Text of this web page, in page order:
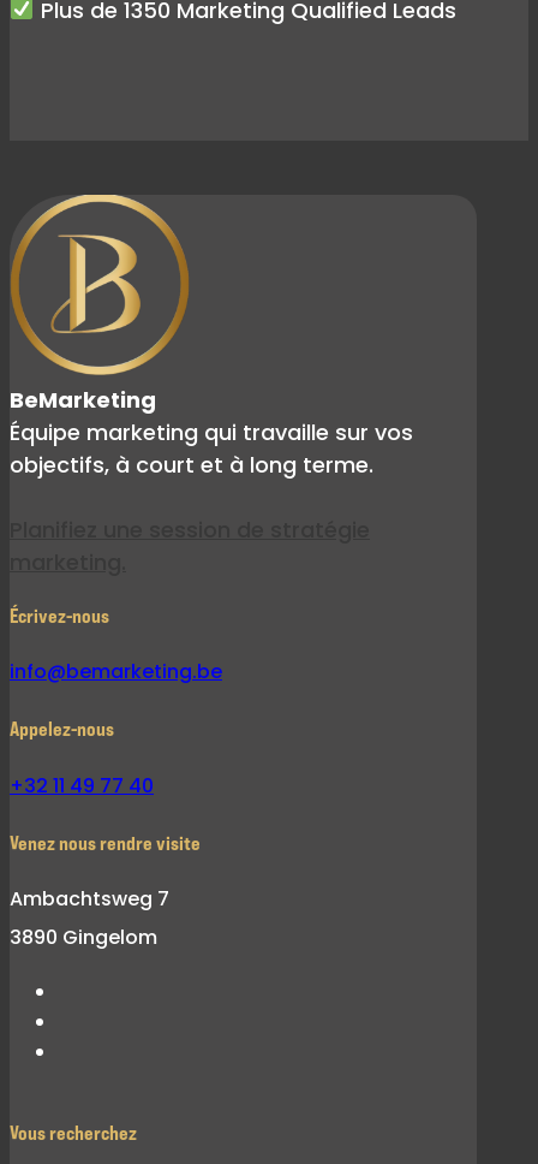
Plus de 1350 Marketing Qualified Leads
BeMarketing
Équipe marketing qui travaille sur vos
objectifs, à court et à long terme.
Écrivez-nous
info@bemarketing.be
Appelez-nous
+32 11 49 77 40
Venez nous rendre visite
Ambachtsweg 7
3890 Gingelom
Vous recherchez